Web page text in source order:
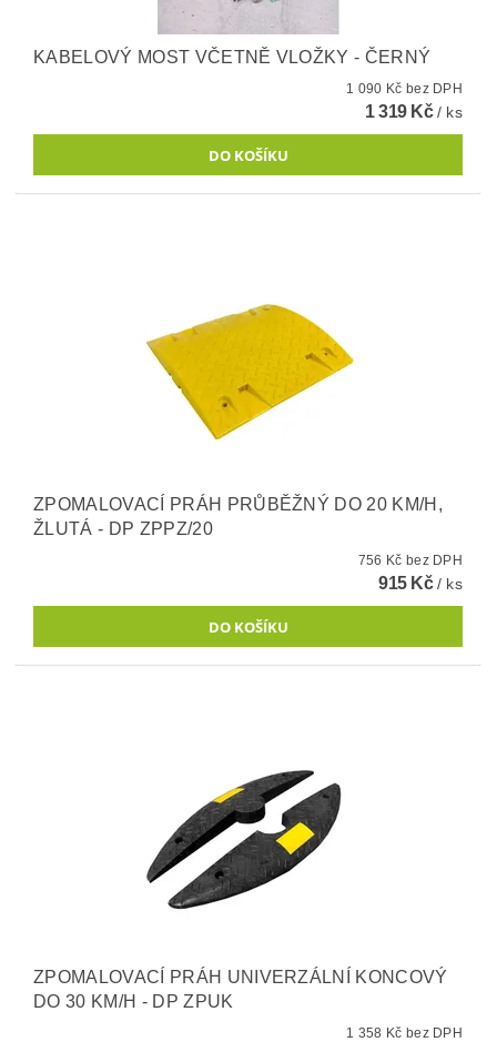
KABELOVÝ MOST VČETNĚ VLOŽKY - ČERNÝ
1 090 Kč bez DPH
1 319 Kč/ ks
ZPOMALOVACÍ PRÁH PRŮBĚŽNÝ DO 20 KM/H,
ŽLUTÁ - DP ZPPZ/20
756 Kč bez DPH
915 Kč/ ks
ZPOMALOVACÍ PRÁH UNIVERZÁLNÍ KONCOVÝ
DO 30 KM/H - DP ZPUK
1 358 Kč bez DPH